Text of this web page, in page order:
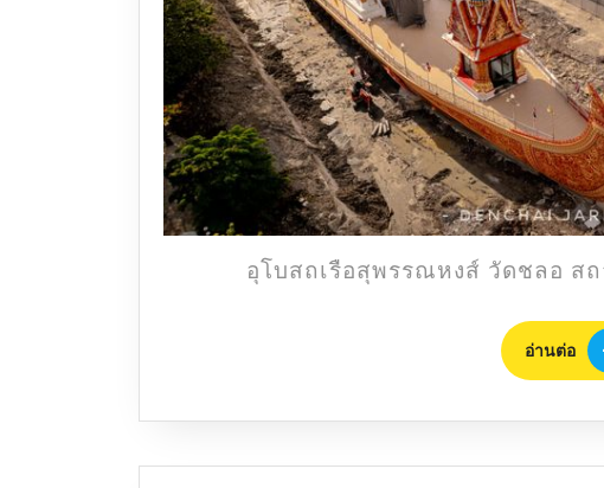
อุโบสถเรือสุพรรณหงส์ วัดชลอ
อ่านต่อ